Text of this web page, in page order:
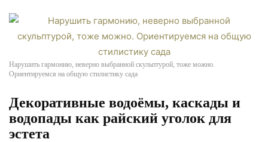
Нарушить гармонию, неверно выбранной скульптурой, тоже можно.
Ориентируемся на общую стилистику сада
Декоративные водоёмы, каскады и
водопады как райский уголок для
эстета